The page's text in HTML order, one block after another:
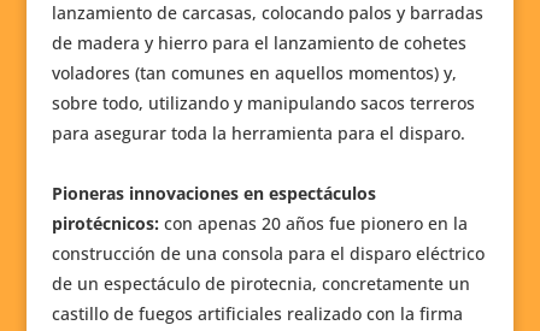
lanzamiento de carcasas, colocando palos y barradas
de madera y hierro para el lanzamiento de cohetes
voladores (tan comunes en aquellos momentos) y,
sobre todo, utilizando y manipulando sacos terreros
para asegurar toda la herramienta para el disparo.
Pioneras innovaciones en espectáculos
pirotécnicos: con apenas 20 años fue pionero en la
construcción de una consola para el disparo eléctrico
de un espectáculo de pirotecnia, concretamente un
castillo de fuegos artificiales realizado con la firma